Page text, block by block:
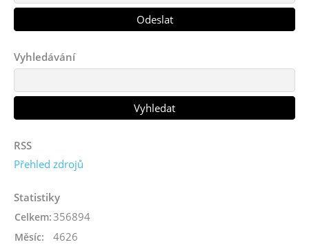
Vyhledávání
RSS
Přehled zdrojů
Statistiky
Celkem:356894
Měsíc: 4626